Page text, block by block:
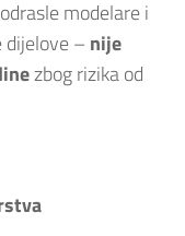
modelare i
dijelove – nije
zbog rizika od